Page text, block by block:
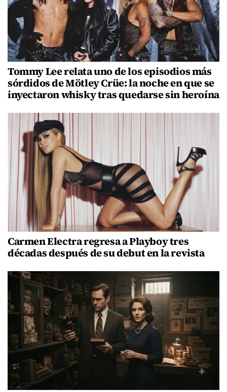
Tommy Lee relata uno de los episodios más
sórdidos de Mötley Crüe: la noche en que se
inyectaron whisky tras quedarse sin heroína
Carmen Electra regresa a Playboy tres
décadas después de su debut en la revista